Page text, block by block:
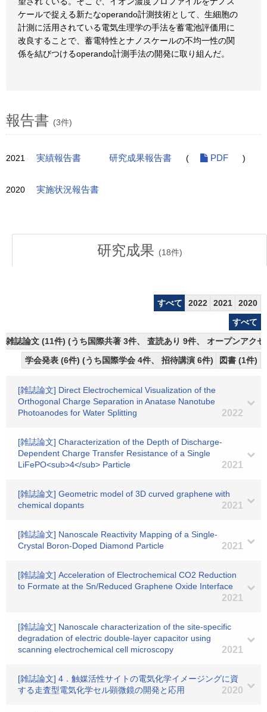
ケールで捉える新たなoperando計測技術として、生細胞の
計測に活用されている電気生理学の手法を蓄電池評価用に
改良することで、蓄電特性とナノスケールの不均一性の関
係を結びつけるoperando計測手法の開発に取り組んだ。
報告書 (3件)
2021 実績報告書 研究成果報告書 ( PDF )
2020 実施状況報告書
研究成果 (18件)
すべて 2022 2021
2020
すべて
雑誌論文 (11件) (うち国際共著 3件、 査読あり 9件、 オープンアク
学会発表 (6件) (うち国際学会 4件、 招待講演 6件)
図書 (1件)
[雑誌論文] Direct Electrochemical Visualization of the
Orthogonal Charge Separation in Anatase Nanotube
Photoanodes for Water Splitting
2022
[雑誌論文] Characterization of the Depth of Discharge-
Dependent Charge Transfer Resistance of a Single
LiFePO<sub>4</sub> Particle
2021
[雑誌論文] Geometric model of 3D curved graphene with
chemical dopants
2021
[雑誌論文] Nanoscale Reactivity Mapping of a Single-
Crystal Boron-Doped Diamond Particle
2021
[雑誌論文] Acceleration of Electrochemical CO2 Reduction
to Formate at the Sn/Reduced Graphene Oxide Interface
2021
[雑誌論文] Nanoscale characterization of the site‐specific
degradation of electric double‐layer capacitor using
scanning electrochemical cell microscopy
2021
[雑誌論文] 4．触媒活性サイトの電気化学イメージングに資
する走査型電気化学セル顕微鏡の開発と応用
2020